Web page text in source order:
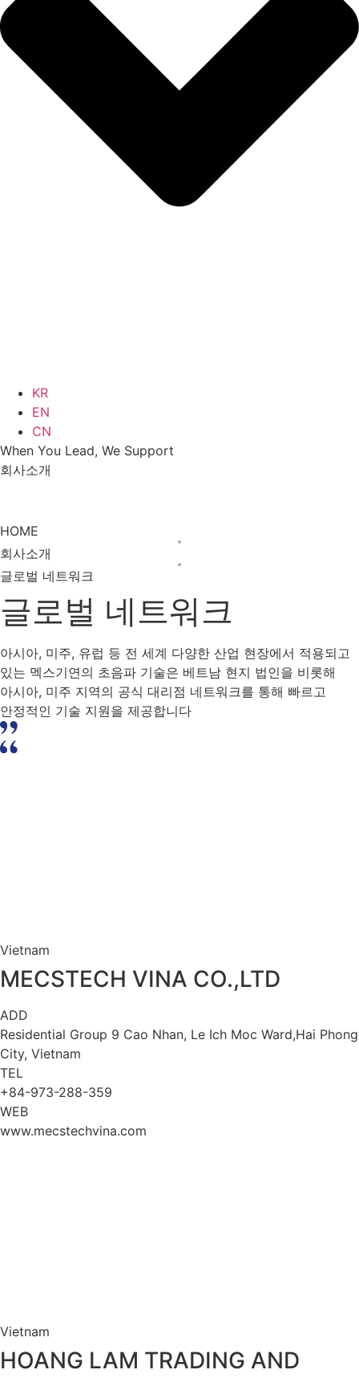
KR
EN
CN
When You Lead, We Support
회사소개
HOME
회사소개
글로벌 네트워크
글로벌 네트워크
아시아, 미주, 유럽 등 전 세계 다양한 산업 현장에서 적용되고
있는 멕스기연의 초음파 기술은 베트남 현지 법인을 비롯해
아시아, 미주 지역의 공식 대리점 네트워크를 통해 빠르고
안정적인 기술 지원을 제공합니다
Vietnam
MECSTECH VINA CO.,LTD
ADD
Residential Group 9 Cao Nhan, Le Ich Moc Ward,Hai Phong
City, Vietnam
TEL
+84-973-288-359
WEB
www.mecstechvina.com
Vietnam
HOANG LAM TRADING AND